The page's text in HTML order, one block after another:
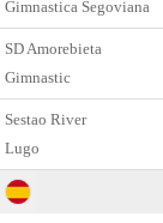
Gimnastica Segoviana
SD Amorebieta
Gimnastic
Sestao River
Lugo